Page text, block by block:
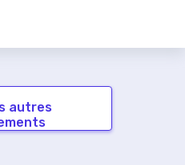
autres